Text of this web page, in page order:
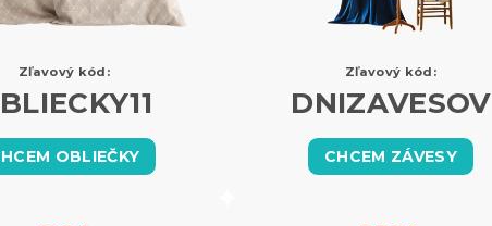
Zľavový kód:
OBLIEČKY
Zľavový kód:
DNIZAVESOV
CHCEM ZÁVESY